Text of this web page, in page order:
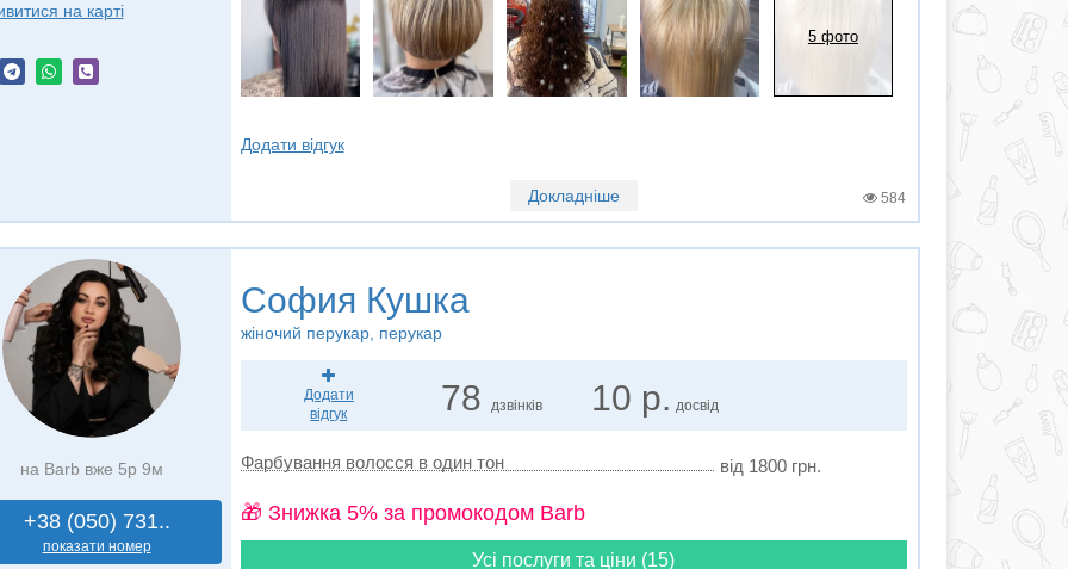
на карті
5 фото
Додати відгук
Докладніше 584
на Barb вже 5р 9м
+38 (050) 731..
показати номер
София Кушка
жіночий перукар, перукар
Додати
відгук
78 дзвінків 10 р. досвід
Фарбування волосся в один тон від 1800 грн.
🎁 Знижка 5% за промокодом Barb
Усі послуги та ціни (15)